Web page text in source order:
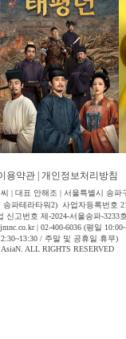
용약관 개인정보처리방침
| 대표 안해조 | 서울특별시 송파
송파테라타워2) 사업자등록번호
신고번호 제-2024-서울송파-3233호
| 02-400-6036 (평일
/ 주말 및 공휴일 휴무)
AsiaN. ALL RIGHTS RESERVED